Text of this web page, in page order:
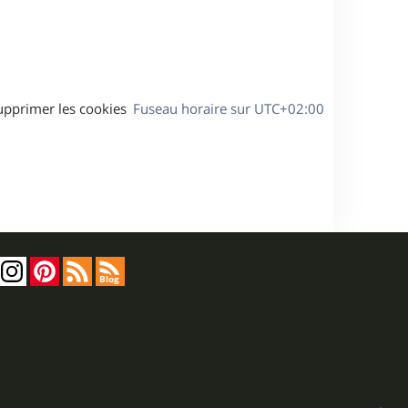
Fuseau horaire sur UTC+02:00
les cookies